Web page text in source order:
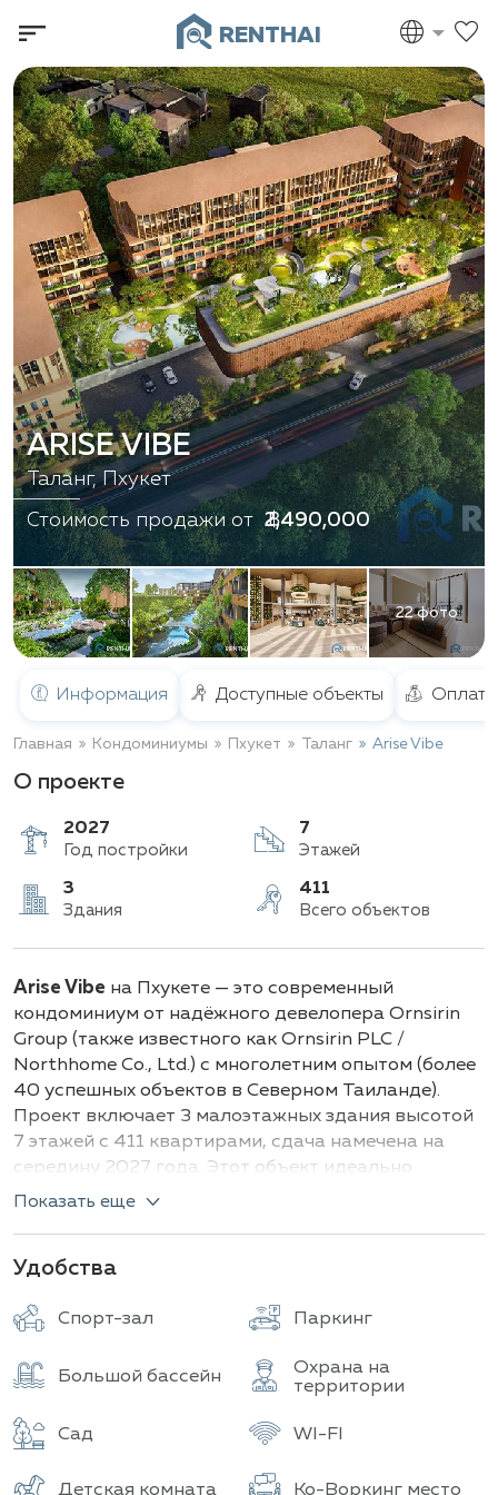
RENTHAI
22 фото
ARISE VIBE
Таланг, Пхукет
Стоимость продажи от ฿ 2,490,000
Информация Доступные объекты Оплата
Главная Кондоминиумы Пхукет Таланг Arise Vibe
О проекте
2027
Год постройки
7
Этажей
3
Здания
411
Всего объектов
Arise Vibe на Пхукете — это современный
кондоминиум от надёжного девелопера Ornsirin
Group (также известного как Ornsirin PLC /
Northhome Co., Ltd.) с многолетним опытом (более
40 успешных объектов в Северном Таиланде).
Проект включает 3 малоэтажных здания высотой
7 этажей с 411 квартирами, сдача намечена на
середину 2027 года. Этот объект идеально
подойдёт для инвесторов и ценителей
В жилом комплексе предусмотрены различные
потребности разных категорий жильцов. Среди
25,6–26 м² и функциональныеоднокомнатные
апартаменты
размером от 31,5 до 34,6 м². Для
тех, кто нуждается в дополнительном
пространстве, доступны варианты
Показать еще
Удобства
Спорт-зал Паркинг
Большой бассейн
Охрана на
территории
Сад WI-FI
Детская комната Ко-Воркинг место